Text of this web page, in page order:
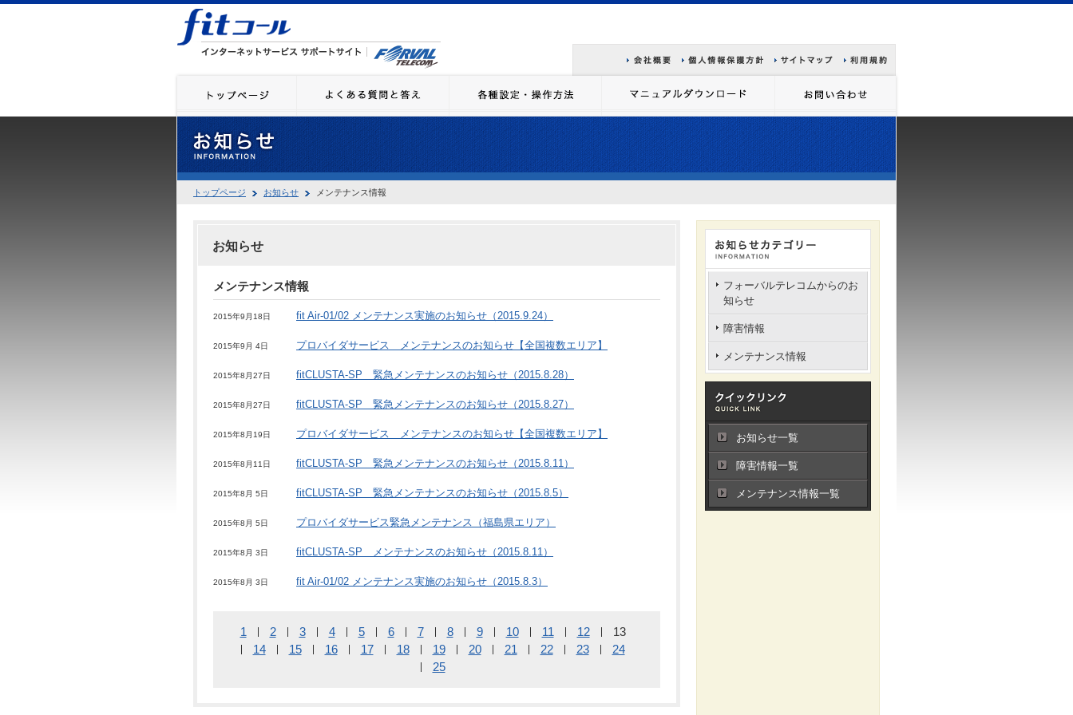
トップページ お知らせ メンテナンス情報
お知らせ
メンテナンス情報
2015年9月18日 fit Air-01/02 メンテナンス実施のお知らせ（2015.9.24）
2015年9月 4日 プロバイダサービス メンテナンスのお知らせ【全国複数エリア】
2015年8月27日 fitCLUSTA-SP 緊急メンテナンスのお知らせ（2015.8.28）
2015年8月27日 fitCLUSTA-SP 緊急メンテナンスのお知らせ（2015.8.27）
2015年8月19日 プロバイダサービス メンテナンスのお知らせ【全国複数エリア】
2015年8月11日 fitCLUSTA-SP 緊急メンテナンスのお知らせ（2015.8.11）
2015年8月 5日 fitCLUSTA-SP 緊急メンテナンスのお知らせ（2015.8.5）
2015年8月 5日 プロバイダサービス緊急メンテナンス（福島県エリア）
2015年8月 3日 fitCLUSTA-SP メンテナンスのお知らせ（2015.8.11）
2015年8月 3日 fit Air-01/02 メンテナンス実施のお知らせ（2015.8.3）
1 2 3 4 5 6 7 8 9 10 11 12
13
14
15 16 17 18 19 20 21 22 23
24
25
フォーバルテレコムからのお
知らせ
障害情報
メンテナンス情報
お知らせ一覧
障害情報一覧
メンテナンス情報一覧